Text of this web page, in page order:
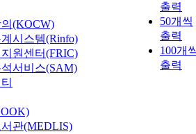
출력
50개씩
출력
100개
출력
(KOCW)
시스템(Rinfo)
원센터(FRIC)
서비스(SAM)
관(MEDLIS)